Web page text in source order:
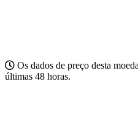
Os dados de preço desta
últimas 48 horas.